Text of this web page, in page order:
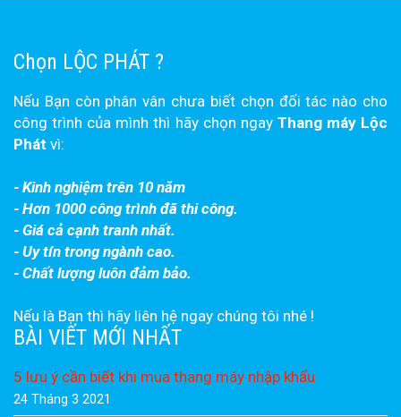
Chọn LỘC PHÁT ?
Nếu Bạn còn phân vân chưa biết chọn đối tác nào cho
công trình của mình thì hãy chọn ngay Thang máy Lộc
Phát vì:
- Kinh nghiệm trên 10 năm
- Hơn 1000 công trình đã thi công.
- Giá cả cạnh tranh nhất.
- Uy tín trong ngành cao.
- Chất lượng luôn đảm bảo.
Nếu là Bạn thì hãy liên hệ ngay chúng tôi nhé !
BÀI VIẾT MỚI NHẤT
5 lưu ý cần biết khi mua thang máy nhập khẩu
24 Tháng 3 2021